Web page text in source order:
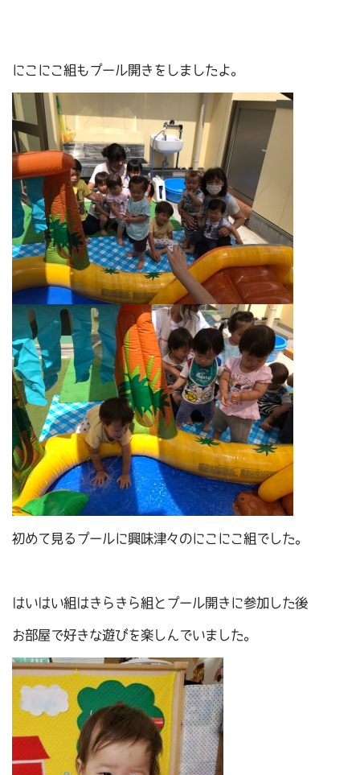
にこにこ組もプール開きをしましたよ。
初めて見るプールに興味津々のにこにこ組でした。
はいはい組はきらきら組とプール開きに参加した後
お部屋で好きな遊びを楽しんでいました。